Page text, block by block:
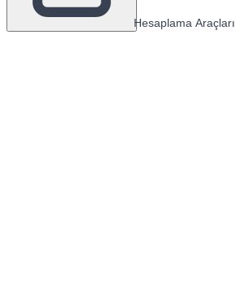
Hesaplama Araçları